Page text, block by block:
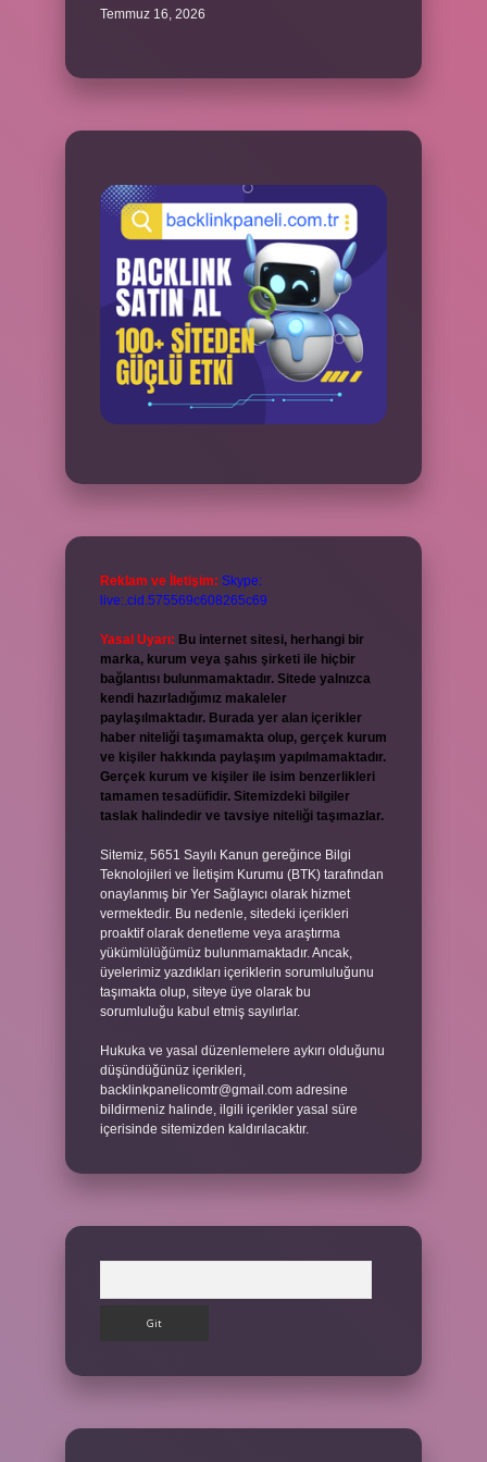
Temmuz 16, 2026
Reklam ve İletişim: Skype:
live:.cid.575569c608265c69
Yasal Uyarı: Bu internet sitesi, herhangi bir
marka, kurum veya şahıs şirketi ile hiçbir
bağlantısı bulunmamaktadır. Sitede yalnızca
kendi hazırladığımız makaleler
paylaşılmaktadır. Burada yer alan içerikler
haber niteliği taşımamakta olup, gerçek kurum
ve kişiler hakkında paylaşım yapılmamaktadır.
Gerçek kurum ve kişiler ile isim benzerlikleri
tamamen tesadüfidir. Sitemizdeki bilgiler
taslak halindedir ve tavsiye niteliği taşımazlar.
Sitemiz, 5651 Sayılı Kanun gereğince Bilgi
Teknolojileri ve İletişim Kurumu (BTK) tarafından
onaylanmış bir Yer Sağlayıcı olarak hizmet
vermektedir. Bu nedenle, sitedeki içerikleri
proaktif olarak denetleme veya araştırma
yükümlülüğümüz bulunmamaktadır. Ancak,
üyelerimiz yazdıkları içeriklerin sorumluluğunu
taşımakta olup, siteye üye olarak bu
sorumluluğu kabul etmiş sayılırlar.
Hukuka ve yasal düzenlemelere aykırı olduğunu
düşündüğünüz içerikleri,
backlinkpanelicomtr@gmail.com adresine
bildirmeniz halinde, ilgili içerikler yasal süre
içerisinde sitemizden kaldırılacaktır.